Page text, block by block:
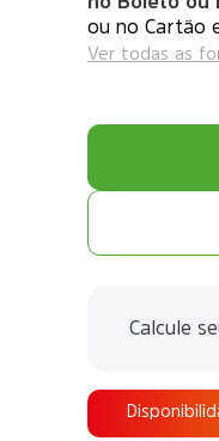
ou
Ver todas as
Calcule